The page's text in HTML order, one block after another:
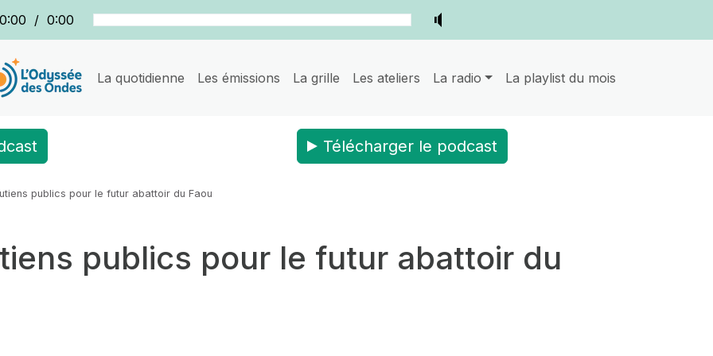
/ 0:00
La quotidienne Les émissions La grille Les ateliers La radio La playlist du mois
Télécharger le podcast
publics pour le futur abattoir du Faou
publics pour le futur abattoir du